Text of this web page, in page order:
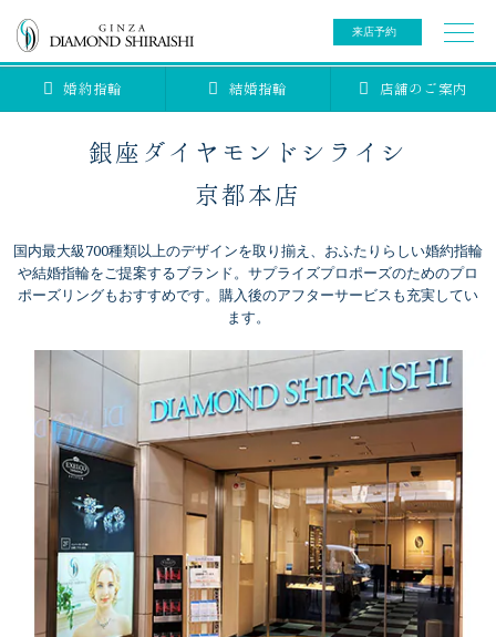
来店予約
婚約指輪 結婚指輪 店舗のご案内
0078-6000-5222
ブライダルリング
セットリング
エタニティリング
クローズアップ
プロポーズアイテム
ブライダルアイテム
ティアラ
アニバーサリージュエリー
ベビージュエリー
ラブレタージュエリー
アニバーサリージュエリー
セットリングコレクション
商品クオリティ
ダイヤモンドの品質
シライシについて
銀座ダイヤモンドシライシ
京都本店
国内最大級700種類以上のデザインを取り揃え、おふたりらしい婚約指輪
や結婚指輪をご提案するブランド。サプライズプロポーズのためのプロ
ポーズリングもおすすめです。購入後のアフターサービスも充実してい
ます。